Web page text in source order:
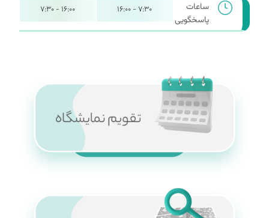
ساعات
پاسخگویی
۷:۳۰ - ۱۶:۰۰ ۷:۳۰ - ۱۶:۰۰